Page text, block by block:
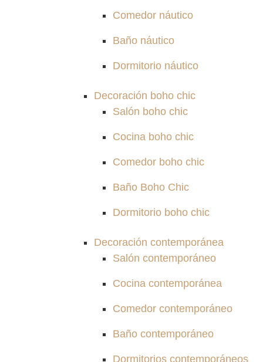
Comedor náutico
Baño náutico
Dormitorio náutico
Decoración boho chic
Salón boho chic
Cocina boho chic
Comedor boho chic
Baño Boho Chic
Dormitorio boho chic
Decoración contemporánea
Salón contemporáneo
Cocina contemporánea
Comedor contemporáneo
Baño contemporáneo
Dormitorios contemporáneos